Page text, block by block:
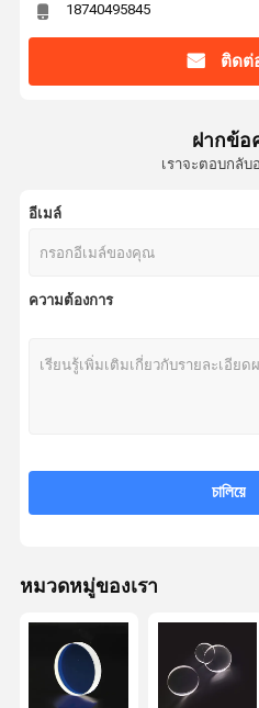
18740495845
ติดต่
ฝากข้อ
เราจะตอบกลับ
อีเมล์
ความต้องการ
চালিয়ে
หมวดหมู่ของเรา